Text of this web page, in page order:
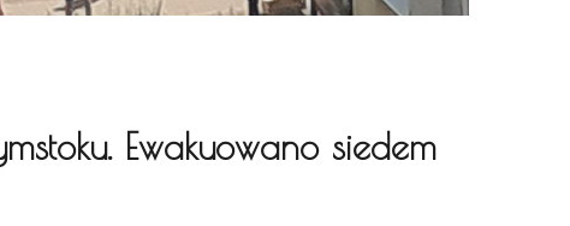
Ewakuowano siedem